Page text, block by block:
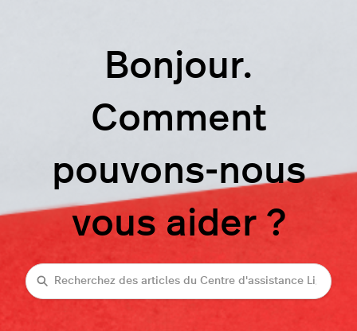
Bonjour.
Comment
pouvons-nous
vous aider ?
Recherche